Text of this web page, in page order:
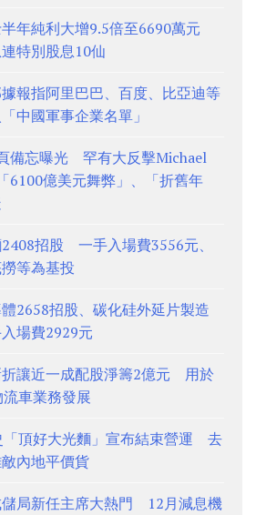
年純利大增9.5倍至6690萬元
特別股息10仙
報指阿里巴巴、百度、比亞迪等
中國軍事企業名單」
備忘曝光 罕有大反擊Michael
6100億美元舞弊」、「折舊年
招股 一手入場費3556元、
等為基投
2658招股、碳化硅外延片製造
場費2929元
讓近一成配股淨籌2億元 用於
車業務發展
「頂好大光麵」宣布結束營運 去
內地平價貨
儲局新任主席大熱門 12月減息機